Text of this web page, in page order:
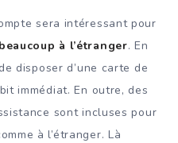
sera intéressant pour
à l’étranger. En
disposer d’une carte de
immédiat. En outre, des
sont incluses pour
à l’étranger. Là